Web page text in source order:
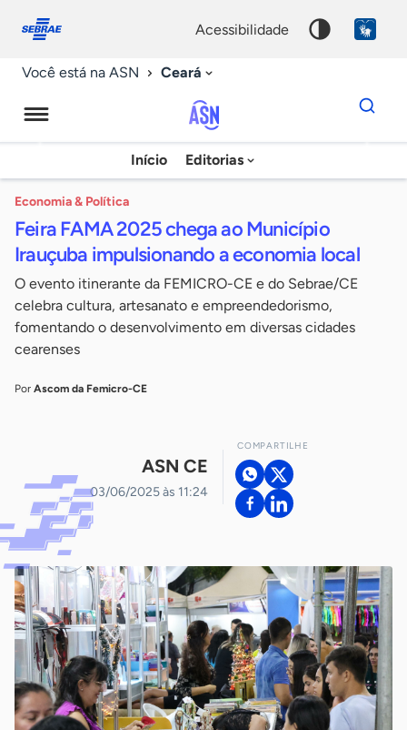
conosco
acessibilidade
Você está na ASN Ceará
Agência
Sebrae
Notícias
Início Editorias
Dados
para
chave
Economia & Política
Feira FAMA 2025 chega ao Município
Irauçuba impulsionando a economia local
O evento itinerante da FEMICRO-CE e do Sebrae/CE
celebra cultura, artesanato e empreendedorismo,
fomentando o desenvolvimento em diversas cidades
cearenses
Por Ascom da Femicro-CE
ASN CE
03/06/2025 às 11:24
COMPARTILHE